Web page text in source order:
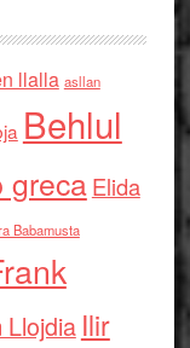
llalla asllan
Behlul
grecaElida
Babamusta
Llojdia Ilir